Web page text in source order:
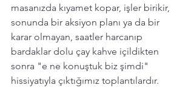
masanızda kıyamet kopar, işler birikir,
sonunda bir aksiyon planı ya da bir
karar olmayan, saatler harcanıp
bardaklar dolu çay kahve içildikten
sonra "e ne konuştuk biz şimdi"
hissiyatıyla çıktığımız toplantılardır.